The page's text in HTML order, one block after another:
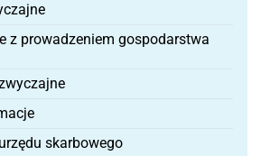
z prowadzeniem gospodarstwa
skarbowego